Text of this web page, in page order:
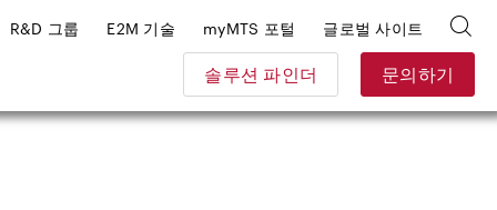
솔루션 파인더 문의하기
R&D 그룹 E2M 기술 myMTS 포털 글로벌 사이트